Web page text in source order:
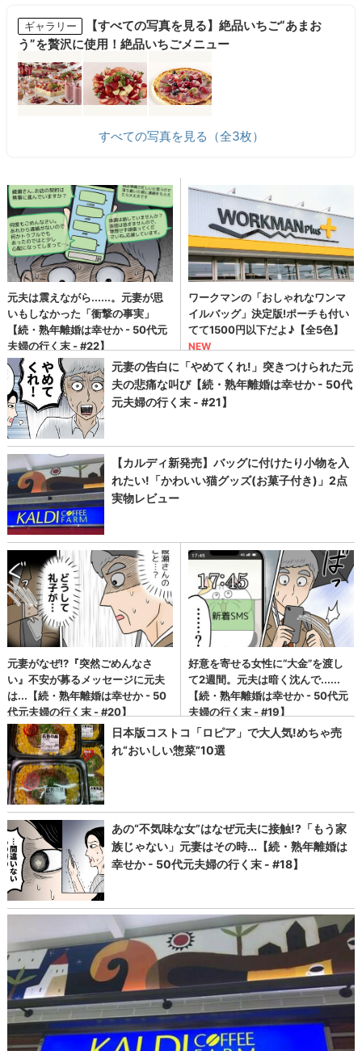
ギャラリー
【すべての写真を見る】絶品いちご“あまお
う”を贅沢に使用！絶品いちごメニュー
すべての写真を見る（全3枚）